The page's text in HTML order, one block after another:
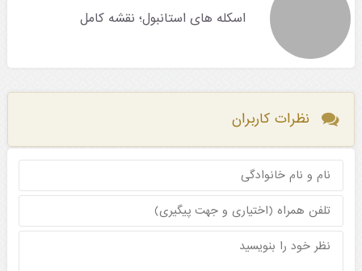
اسکله های استانبول؛ نقشه کامل
نظرات کاربران